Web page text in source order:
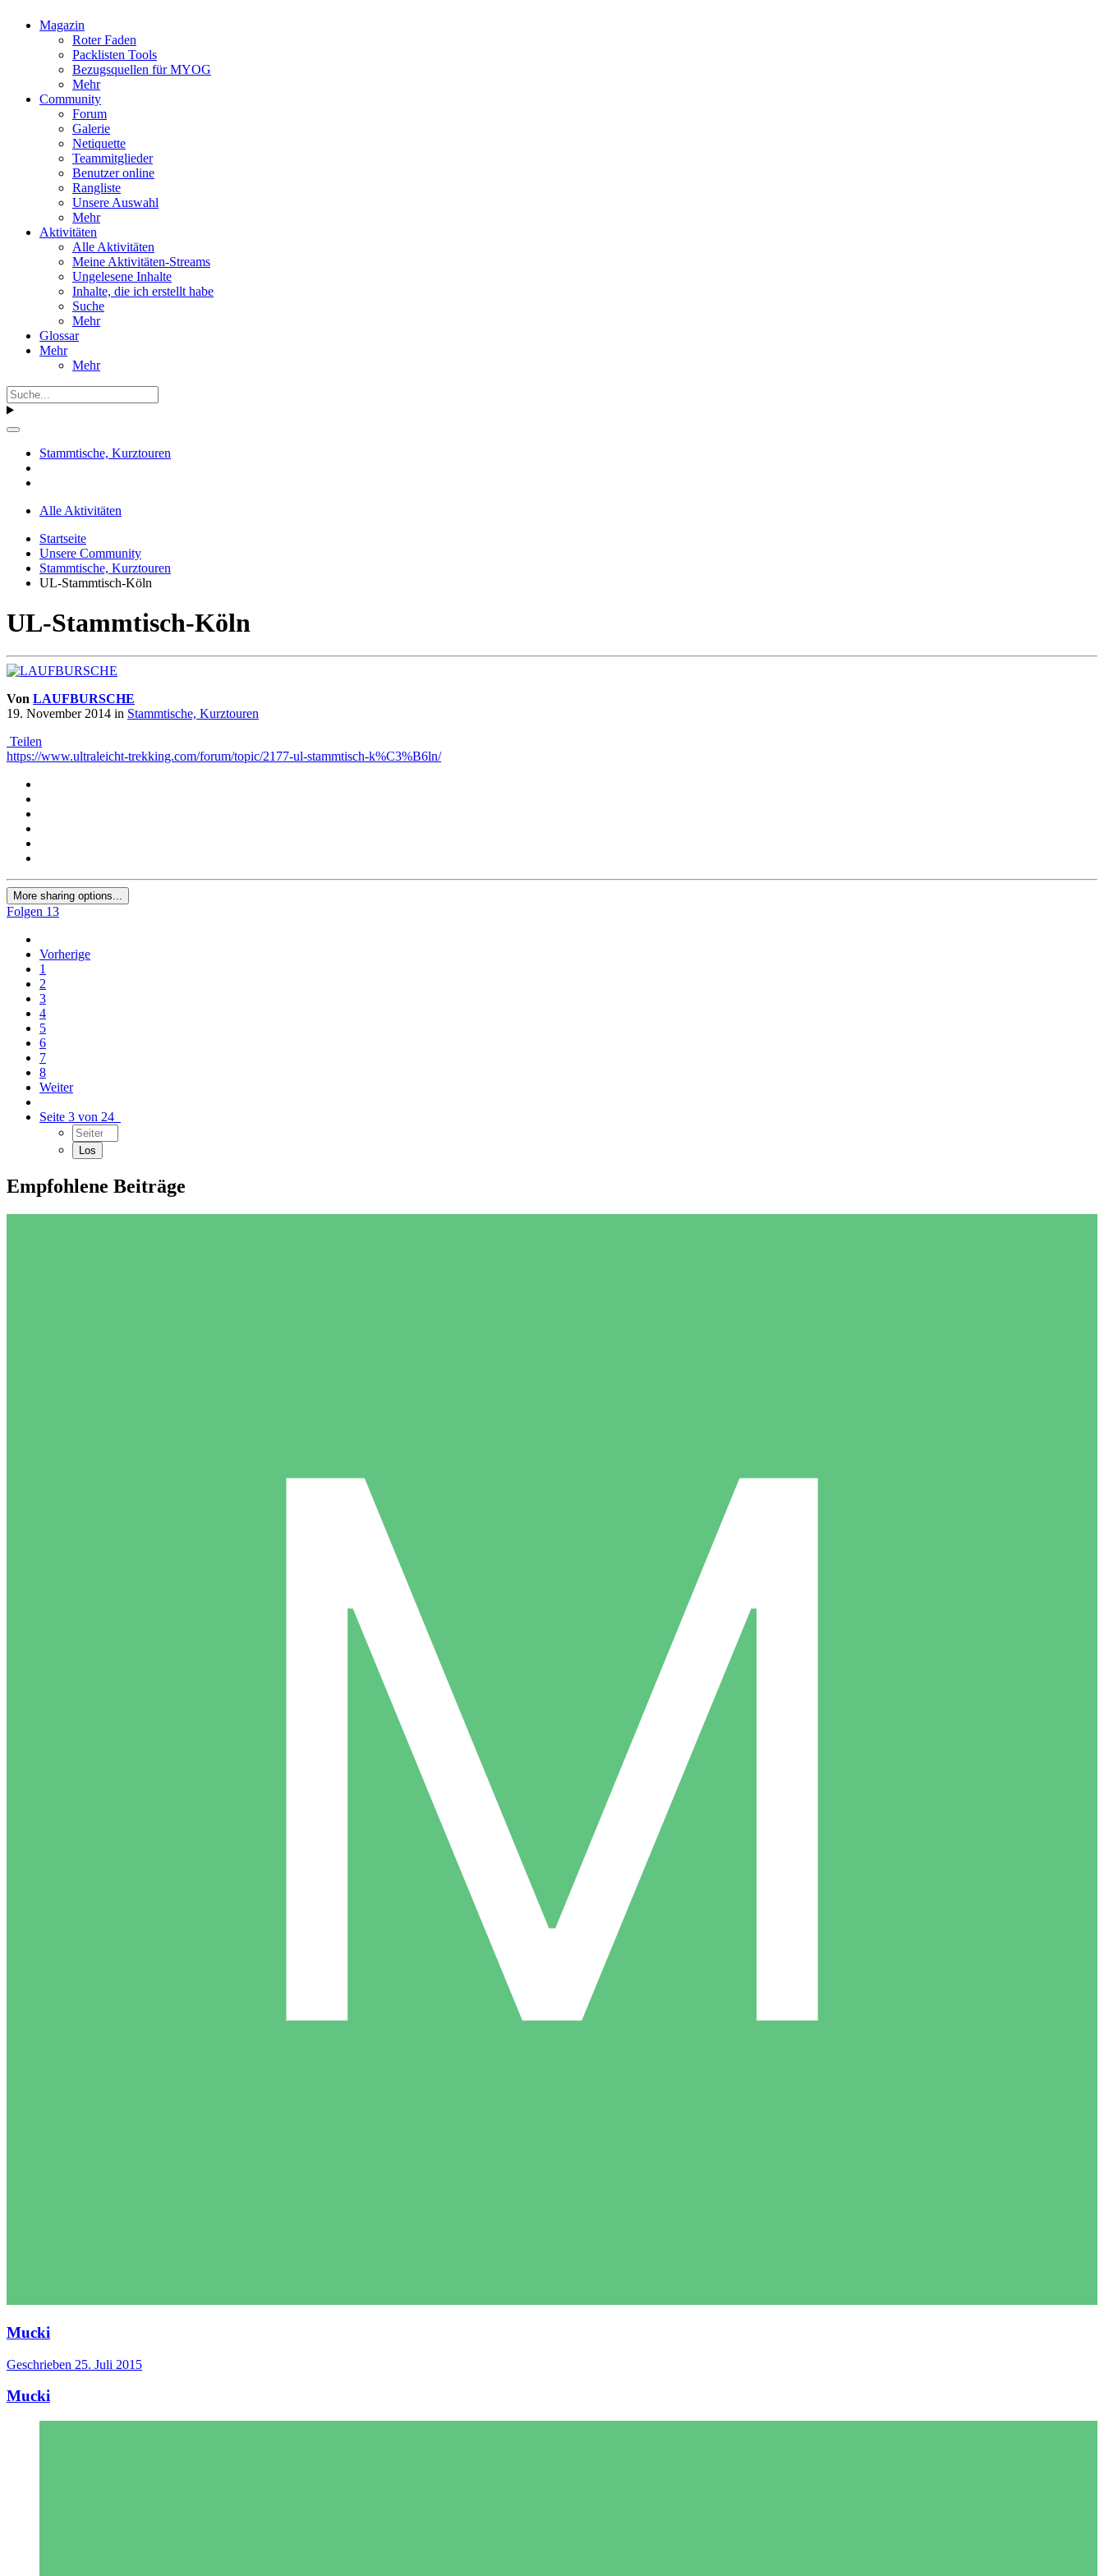
Magazin
Roter Faden
Packlisten Tools
Bezugsquellen für MYOG
Mehr
Community
Forum
Galerie
Netiquette
Teammitglieder
Benutzer online
Rangliste
Unsere Auswahl
Mehr
Aktivitäten
Alle Aktivitäten
Meine Aktivitäten-Streams
Ungelesene Inhalte
Inhalte, die ich erstellt habe
Suche
Mehr
Glossar
Mehr
Mehr
Stammtische, Kurztouren
Alle Aktivitäten
Startseite
Unsere Community
Stammtische, Kurztouren
UL-Stammtisch-Köln
UL-Stammtisch-Köln
Von LAUFBURSCHE
19. November 2014 in Stammtische, Kurztouren
Teilen
https://www.ultraleicht-trekking.com/forum/topic/2177-ul-stammtisch-k%C3%B6ln/
More sharing options...
Folgen 13
Vorherige
1
2
3
4
5
6
7
8
Weiter
Seite 3 von 24
Empfohlene Beiträge
Mucki
Geschrieben 25. Juli 2015
Mucki